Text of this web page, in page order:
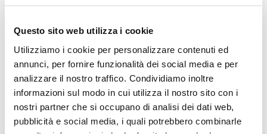
Questo sito web utilizza i cookie
Utilizziamo i cookie per personalizzare contenuti ed
annunci, per fornire funzionalità dei social media e per
analizzare il nostro traffico. Condividiamo inoltre
informazioni sul modo in cui utilizza il nostro sito con i
nostri partner che si occupano di analisi dei dati web,
pubblicità e social media, i quali potrebbero combinarle
Correlati